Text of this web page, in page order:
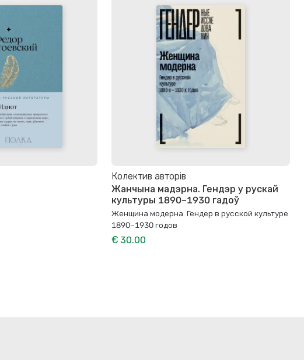
Колектив авторів
Жанчына мадэрна. Гендэр у рускай
культуры 1890–1930 гадоў
Женщина модерна. Гендер в русской культуре
1890–1930 годов
€ 30.00